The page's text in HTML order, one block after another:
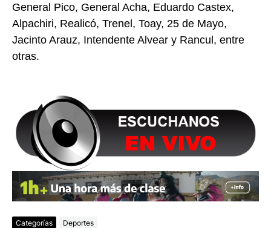
General Pico, General Acha, Eduardo Castex,
Alpachiri, Realicó, Trenel, Toay, 25 de Mayo,
Jacinto Arauz, Intendente Alvear y Rancul, entre
otras.
Categorías Deportes